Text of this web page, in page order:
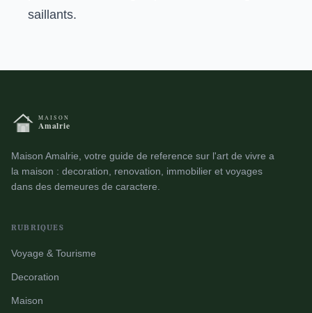
saillants.
Maison Amalrie, votre guide de reference sur l'art de vivre a
la maison : decoration, renovation, immobilier et voyages
dans des demeures de caractere.
RUBRIQUES
Voyage & Tourisme
Decoration
Maison